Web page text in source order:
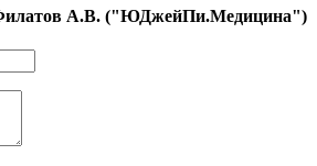
А.В. ("ЮДжейПи.Медицина")